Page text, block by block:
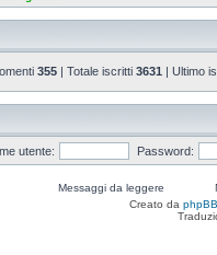
355 | Totale iscritti 3631 | Ultimo
utente: Password:
Messaggi da leggere
Creato da phpBB